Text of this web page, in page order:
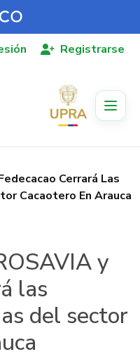
Registrarse
Cerrará Las
Cacaotero En Arauca
y
las
del sector